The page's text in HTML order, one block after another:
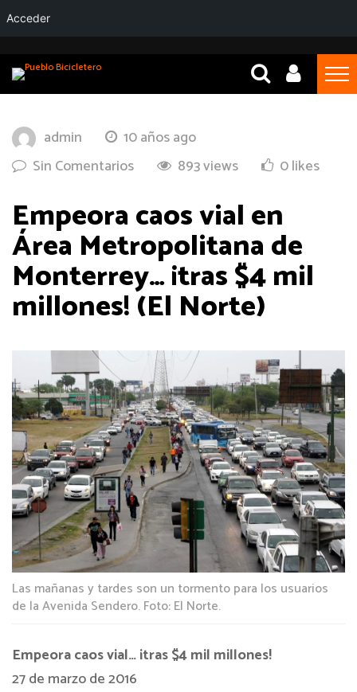
admin
10 años ago
Sin Comentarios
893 views 0 likes
Empeora caos vial en
Área Metropolitana de
Monterrey… ¡tras $4 mil
millones! (El Norte)
Las mañanas y tardes son un tormento para los usuarios
de la Avenida Sendero. Foto: El Norte.
Empeora caos vial… ¡tras $4 mil millones!
27 de marzo de 2016
Acceder